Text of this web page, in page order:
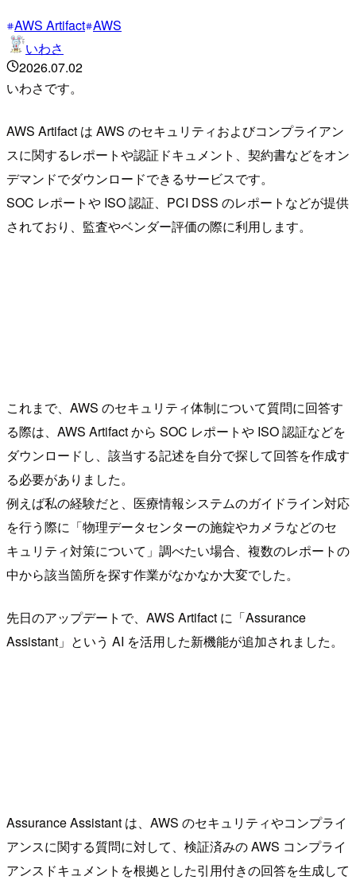
AWS Artifact AWS
いわさ
2026.07.02
いわさです。
AWS Artifact は AWS のセキュリティおよびコンプライアン
スに関するレポートや認証ドキュメント、契約書などをオン
デマンドでダウンロードできるサービスです。
SOC レポートや ISO 認証、PCI DSS のレポートなどが提供
されており、監査やベンダー評価の際に利用します。
これまで、AWS のセキュリティ体制について質問に回答す
る際は、AWS Artifact から SOC レポートや ISO 認証などを
ダウンロードし、該当する記述を自分で探して回答を作成す
る必要がありました。
例えば私の経験だと、医療情報システムのガイドライン対応
を行う際に「物理データセンターの施錠やカメラなどのセ
キュリティ対策について」調べたい場合、複数のレポートの
中から該当箇所を探す作業がなかなか大変でした。
先日のアップデートで、AWS Artifact に「Assurance
Assistant」という AI を活用した新機能が追加されました。
Assurance Assistant は、AWS のセキュリティやコンプライ
アンスに関する質問に対して、検証済みの AWS コンプライ
アンスドキュメントを根拠とした引用付きの回答を生成して